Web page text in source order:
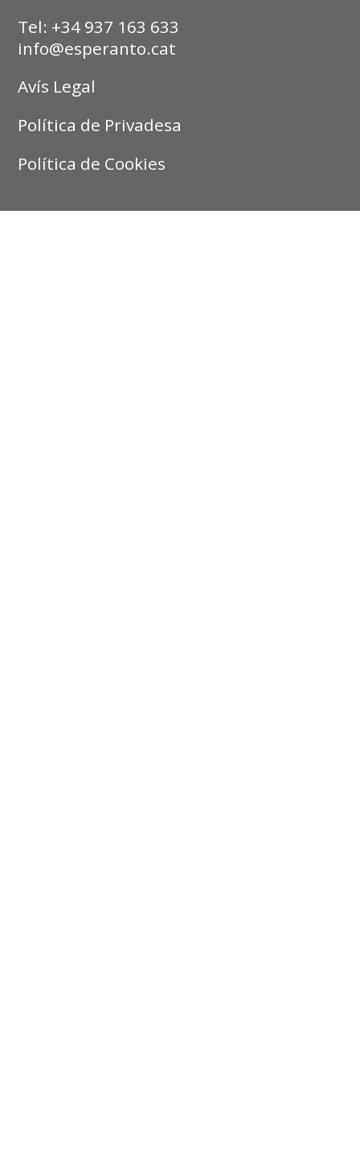
Tel: +34 937 163 633
info@esperanto.cat
Avís Legal
Política de Privadesa
Política de Cookies